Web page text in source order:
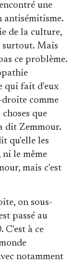
une
antisémitisme.
de la culture,
surtout. Mais
ce problème.
qui fait d'eux
droite comme
que
dit Zemmour.
qu'elle les
ni le même
mais c'est
on sous-
passé au
C'est à ce
notamment